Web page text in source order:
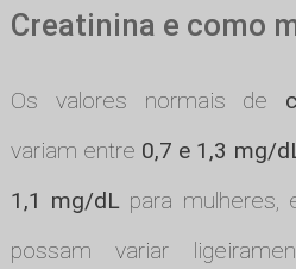
Creatinina e como
Os valores normais de
variam entre 0,7 e 1,3 mg/
1,1 mg/dL para mulheres,
possam variar